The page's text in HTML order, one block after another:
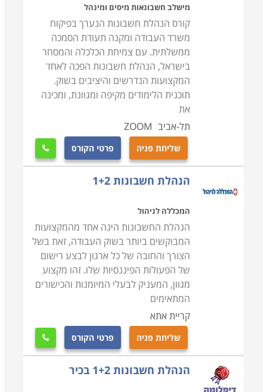
מישלב חשבונאות מיסים ומינהל
קורס הנהלת חשבונות הנערך בפיקוח
משרד העבודה ומקנה תעודת הסמכה
ממשלתית. עם צמיחת הכלכלה והמסחר
בישראל, הנהלת חשבונות הפכה לאחד
המקצועות הנדרשים והיציבים בשוק.
תוכנית הלימודים מקיפה ומגוונת, ומכינה
את
תל-אביב ZOOM
שליחת פניה פרטי הקורס 
הנהלת חשבונות 1+2
המכללה לניהול
הנהלת החשבונות הינה אחד מהמקצועות
המבוקשים ביותר בשוק העבודה, זאת בשל
הצורך והחובה של כל ארגון לבצע רישום
של הפעולות הפיננסיות שלו. זהו מקצוע
מגוון, המעניק לבעלי המיומנות והכישורים
המתאימים
קריית אתא
שליחת פניה פרטי הקורס 
הנהלת חשבונות 1+2 בכיר